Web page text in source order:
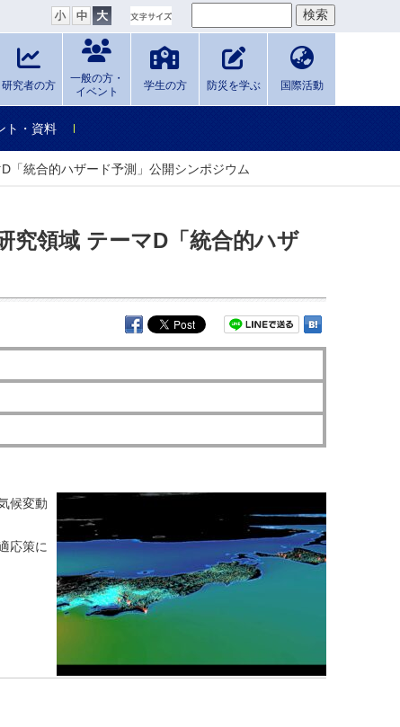
研究者の方
一般の方・
イベント
学生の方 防災を学ぶ 国際活動
ト・資料
「統合的ハザード予測」公開シンポジウム
究領域 テーマD「統合的ハザ
候変動
応策に